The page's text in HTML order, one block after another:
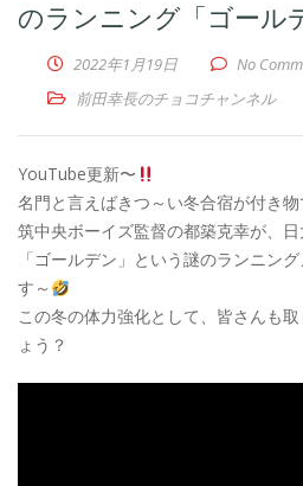
のランニング「ゴール
2022年1月19日
No
前田幸長のチョコチャンネル
YouTube更新〜
名門と言えばきつ～い冬合宿が付き
筑中央ボーイズ監督の都築克幸が、
「ゴールデン」という謎のランニン
す～
この冬の体力強化として、皆さんも
ょう？